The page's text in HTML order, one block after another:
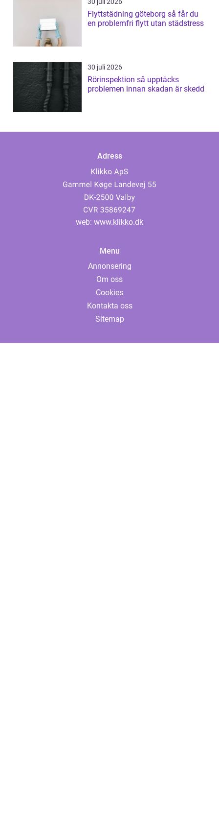
30 juli 2026
Flyttstädning göteborg så får du
en problemfri flytt utan städstress
30 juli 2026
Rörinspektion så upptäcks
problemen innan skadan är skedd
Adress
web: www.klikko.dk
Menu
Annonsering
Om oss
Cookies
Kontakta oss
Sitemap